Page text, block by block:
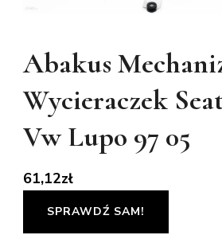
Abakus
Wycieraczek
Vw Lupo 97 05
61,12zł
SPRAWDŹ SAM!